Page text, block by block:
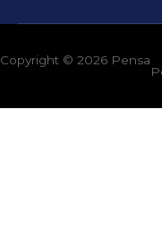
Copyright © 2026 Pensa